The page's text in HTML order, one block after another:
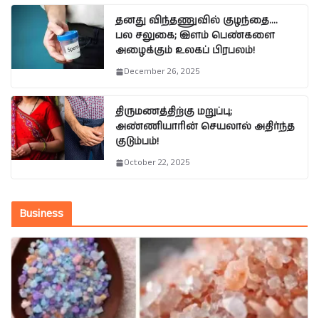
தனது விந்தணுவில் குழந்தை….
பல சலுகை; இளம் பெண்களை
அழைக்கும் உலகப் பிரபலம்!
December 26, 2025
திருமணத்திற்கு மறுப்பு;
அண்ணியாரின் செயலால் அதிர்ந்த
குடும்பம்!
October 22, 2025
Business